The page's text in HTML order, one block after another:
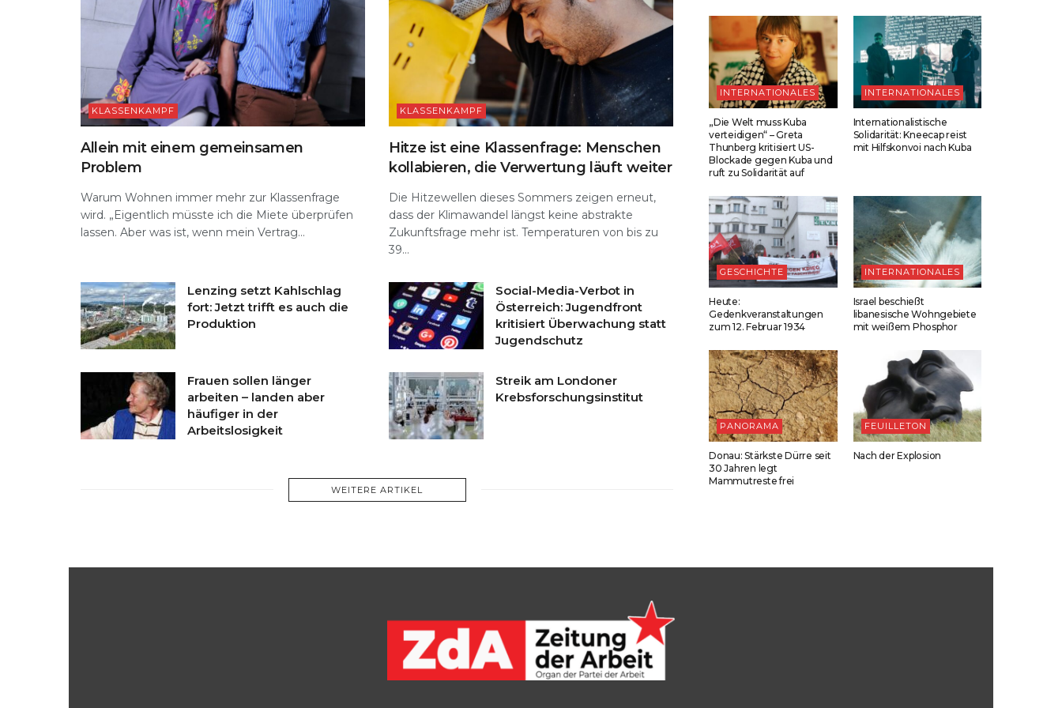
KLASSENKAMPF
Allein mit einem gemeinsamen
Problem
Warum Wohnen immer mehr zur Klassenfrage
wird. „Eigentlich müsste ich die Miete überprüfen
lassen. Aber was ist, wenn mein Vertrag...
KLASSENKAMPF
Hitze ist eine Klassenfrage: Menschen
kollabieren, die Verwertung läuft weiter
Die Hitzewellen dieses Sommers zeigen erneut,
dass der Klimawandel längst keine abstrakte
Zukunftsfrage mehr ist. Temperaturen von bis zu
39...
Lenzing setzt Kahlschlag
fort: Jetzt trifft es auch die
Produktion
Social-Media-Verbot in
Österreich: Jugendfront
kritisiert Überwachung statt
Jugendschutz
Frauen sollen länger
arbeiten – landen aber
häufiger in der
Arbeitslosigkeit
Streik am Londoner
Krebsforschungsinstitut
WEITERE ARTIKEL
INTERNATIONALES
„Die Welt muss Kuba
verteidigen“ – Greta
Thunberg kritisiert US-
Blockade gegen Kuba und
ruft zu Solidarität auf
INTERNATIONALES
Internationalistische
Solidarität: Kneecap reist
mit Hilfskonvoi nach Kuba
GESCHICHTE
Heute:
Gedenkveranstaltungen
zum 12. Februar 1934
INTERNATIONALES
Israel beschießt
libanesische Wohngebiete
mit weißem Phosphor
PANORAMA
Donau: Stärkste Dürre seit
30 Jahren legt
Mammutreste frei
FEUILLETON
Nach der Explosion